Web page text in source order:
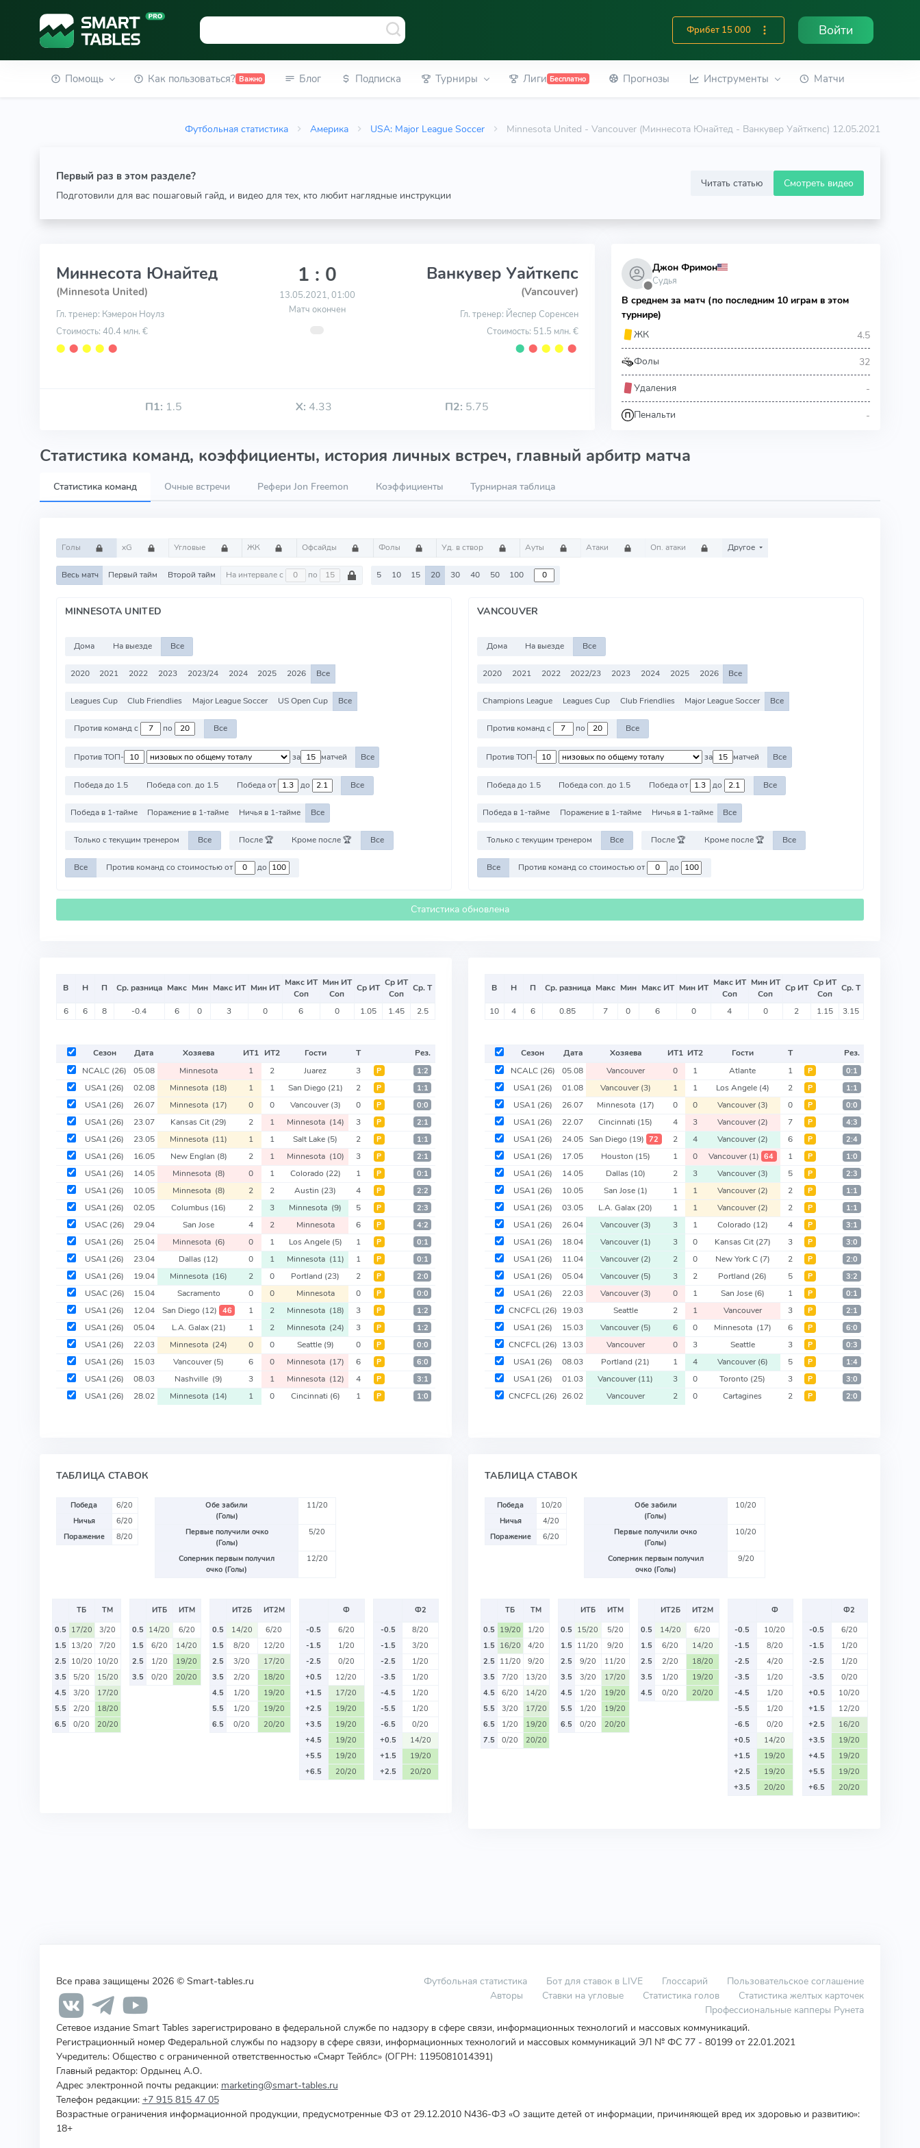
Фрибет 15 000 Войти
Помощь Как пользоваться? Важно Блог Подписка Турниры Лиги Бесплатно Прогнозы Инструменты Матчи
Футбольная статистика Америка USA: Major League Soccer Minnesota United - Vancouver (Миннесота Юнайтед - Ванкувер Уайткепс) 12.05.2021
Первый раз в этом разделе?
Подготовили для вас пошаговый гайд, и видео для тех, кто любит наглядные инструкции
Читать статью Смотреть видео
Миннесота Юнайтед
(Minnesota United)
Гл. тренер: Кэмерон Ноулз
Стоимость: 40.4 млн. €
⬤ ⬤ ⬤ ⬤ ⬤
1 : 0
13.05.2021, 01:00
Матч окончен
Ванкувер Уайткепс
(Vancouver)
Гл. тренер: Йеспер Соренсен
Стоимость: 51.5 млн. €
⬤ ⬤ ⬤ ⬤ ⬤
П1: 1.5 Х: 4.33 П2: 5.75
⬤
Джон Фримон
Судья
В среднем за матч (по последним 10 играм в этом
турнире)
ЖК
4.5
Фолы 32
Удаления -
Пенальти -
Статистика команд, коэффициенты, история личных встреч, главный арбитр матча
Статистика команд Очные встречи Рефери Jon Freemon Коэффициенты Турнирная таблица
Голы xG Угловые ЖК Офсайды Фолы Уд. в створ Ауты Атаки Оп. атаки Другое
Весь матч Первый тайм Второй тайм На интервале с по 5 10 15 20 30 40 50 100
MINNESOTA UNITED
Дома На выезде Все
2020 2021 2022 2023 2023/24 2024 2025 2026 Все
Leagues Cup Club Friendlies Major League Soccer US Open Cup Все
Против команд с по Все
Против ТОП- за матчей Все
Победа до 1.5 Победа соп. до 1.5 Победа от до Все
Победа в 1-тайме Поражение в 1-тайме Ничья в 1-тайме Все
Только с текущим тренером Все После 🏆 Кроме после 🏆 Все
Все Против команд со стоимостью от до
VANCOUVER
Дома На выезде Все
2020 2021 2022 2022/23 2023 2024 2025 2026 Все
Champions League Leagues Cup Club Friendlies Major League Soccer Все
Против команд с по Все
Против ТОП- за матчей Все
Победа до 1.5 Победа соп. до 1.5 Победа от до Все
Победа в 1-тайме Поражение в 1-тайме Ничья в 1-тайме Все
Только с текущим тренером Все После 🏆 Кроме после 🏆 Все
Все Против команд со стоимостью от до
Статистика обновлена
В Н П Ср. разница Макс Мин Макс ИТ Мин ИТ Макс ИТ
Соп
Мин ИТ
Соп
Ср ИТ Ср ИТ
Соп
Ср. Т
6 6 8 -0.4 6 0 3 0 6 0 1.05 1.45 2.5
Сезон Дата Хозяева ИТ1 ИТ2 Гости Т
Рез.
NCALC (26) 05.08 Minnesota 1 2 Juarez 3 Р 1:2
USA1 (26) 02.08 Minnesota (18) 1 1 San Diego (21) 2 Р 1:1
USA1 (26) 26.07 Minnesota (17) 0 0 Vancouver(3) 0 Р 0:0
USA1 (26) 23.07 Kansas Cit (29) 2 1 Minnesota (14) 3 Р 2:1
USA1 (26) 23.05 Minnesota (11) 1 1 Salt Lake (5) 2 Р 1:1
USA1 (26) 16.05 New Englan (8) 2 1 Minnesota (10) 3 Р 2:1
USA1 (26) 14.05 Minnesota (8) 0 1 Colorado (22) 1 Р 0:1
USA1 (26) 10.05 Minnesota (8) 2 2 Austin (23) 4 Р 2:2
USA1 (26) 02.05 Columbus (16) 2 3 Minnesota (9) 5 Р 2:3
USAC (26) 29.04 San Jose 4 2 Minnesota 6 Р 4:2
USA1 (26) 25.04 Minnesota (6) 0 1 Los Angele (5) 1 Р 0:1
USA1 (26) 23.04 Dallas (12) 0 1 Minnesota (11) 1 Р 0:1
USA1 (26) 19.04 Minnesota (16) 2 0 Portland (23) 2 Р 2:0
USAC (26) 15.04 Sacramento 0 0 Minnesota 0 Р 0:0
USA1 (26) 12.04 San Diego (12) 46 1 2 Minnesota (18) 3 Р 1:2
USA1 (26) 05.04 L.A. Galax (21) 1 2 Minnesota (24) 3 Р 1:2
USA1 (26) 22.03 Minnesota (24) 0 0 Seattle (9) 0 Р 0:0
USA1 (26) 15.03 Vancouver(5) 6 0 Minnesota (17) 6 Р 6:0
USA1 (26) 08.03 Nashville (9) 3 1 Minnesota (12) 4 Р 3:1
USA1 (26) 28.02 Minnesota (14) 1 0 Cincinnati (6) 1 Р 1:0
ТАБЛИЦА СТАВОК
Победа
6/20
Ничья
6/20
Поражение
8/20
Обе забили
(Голы)
11/20
Первые получили очко
(Голы)
5/20
Соперник первым получил
очко (Голы)
12/20
ТБ
ТМ
0.5 17/20
3/20
1.5 13/20
7/20
2.5 10/20 10/20
3.5
5/20
15/20
4.5
3/20
17/20
5.5
2/20
18/20
6.5
0/20 20/20
ИТБ
ИТМ
0.5 14/20
6/20
1.5
6/20
14/20
2.5
1/20
19/20
3.5
0/20 20/20
ИТ2Б
ИТ2М
0.5
14/20
6/20
1.5
8/20
12/20
2.5
3/20
17/20
3.5
2/20
18/20
4.5
1/20
19/20
5.5
1/20
19/20
6.5
0/20 20/20
Ф
-0.5
6/20
-1.5
1/20
-2.5
0/20
+0.5
12/20
+1.5
17/20
+2.5
19/20
+3.5
19/20
+4.5
19/20
+5.5
19/20
+6.5
20/20
Ф2
-0.5
8/20
-1.5
3/20
-2.5
1/20
-3.5
1/20
-4.5
1/20
-5.5
1/20
-6.5
0/20
+0.5
14/20
+1.5
19/20
+2.5
20/20
В Н П Ср. разница Макс Мин Макс ИТ Мин ИТ Макс ИТ
Соп
Мин ИТ
Соп
Ср ИТ Ср ИТ
Соп
Ср. Т
10 4 6 0.85 7 0 6 0 4 0 2 1.15 3.15
Сезон Дата Хозяева ИТ1 ИТ2 Гости Т
Рез.
NCALC (26) 05.08 Vancouver 0 1 Atlante 1 Р 0:1
USA1 (26) 01.08 Vancouver(3) 1 1 Los Angele (4) 2 Р 1:1
USA1 (26) 26.07 Minnesota (17) 0 0 Vancouver(3) 0 Р 0:0
USA1 (26) 22.07 Cincinnati (15) 4 3 Vancouver(2) 7 Р 4:3
USA1 (26) 24.05 San Diego (19) 72 2 4 Vancouver(2) 6 Р 2:4
USA1 (26) 17.05 Houston (15) 1 0 Vancouver(1) 64 1 Р 1:0
USA1 (26) 14.05 Dallas (10) 2 3 Vancouver(3) 5 Р 2:3
USA1 (26) 10.05 San Jose (1) 1 1 Vancouver(2) 2 Р 1:1
USA1 (26) 03.05 L.A. Galax (20) 1 1 Vancouver(2) 2 Р 1:1
USA1 (26) 26.04 Vancouver(3) 3 1 Colorado (12) 4 Р 3:1
USA1 (26) 18.04 Vancouver(1) 3 0 Kansas Cit (27) 3 Р 3:0
USA1 (26) 11.04 Vancouver(2) 2 0 New York C (7) 2 Р 2:0
USA1 (26) 05.04 Vancouver(5) 3 2 Portland (26) 5 Р 3:2
USA1 (26) 22.03 Vancouver(3) 0 1 San Jose (6) 1 Р 0:1
CNCFCL(26) 19.03 Seattle 2 1 Vancouver 3 Р 2:1
USA1 (26) 15.03 Vancouver(5) 6 0 Minnesota (17) 6 Р 6:0
CNCFCL(26) 13.03 Vancouver 0 3 Seattle 3 Р 0:3
USA1 (26) 08.03 Portland (21) 1 4 Vancouver(6) 5 Р 1:4
USA1 (26) 01.03 Vancouver(11) 3 0 Toronto (25) 3 Р 3:0
CNCFCL(26) 26.02 Vancouver 2 0 Cartagines 2 Р 2:0
ТАБЛИЦА СТАВОК
Победа
10/20
Ничья
4/20
Поражение
6/20
Обе забили
(Голы)
10/20
Первые получили очко
(Голы)
10/20
Соперник первым получил
очко (Голы)
9/20
ТБ
ТМ
0.5 19/20
1/20
1.5 16/20
4/20
2.5 11/20
9/20
3.5
7/20
13/20
4.5
6/20
14/20
5.5
3/20
17/20
6.5
1/20
19/20
7.5
0/20 20/20
ИТБ
ИТМ
0.5 15/20
5/20
1.5 11/20
9/20
2.5
9/20
11/20
3.5
3/20
17/20
4.5
1/20
19/20
5.5
1/20
19/20
6.5
0/20 20/20
ИТ2Б
ИТ2М
0.5
14/20
6/20
1.5
6/20
14/20
2.5
2/20
18/20
3.5
1/20
19/20
4.5
0/20 20/20
Ф
-0.5
10/20
-1.5
8/20
-2.5
4/20
-3.5
1/20
-4.5
1/20
-5.5
1/20
-6.5
0/20
+0.5
14/20
+1.5
19/20
+2.5
19/20
+3.5
20/20
Ф2
-0.5
6/20
-1.5
1/20
-2.5
1/20
-3.5
0/20
+0.5
10/20
+1.5
12/20
+2.5
16/20
+3.5
19/20
+4.5
19/20
+5.5
19/20
+6.5
20/20
Все права защищены 2026 © Smart-tables.ru Футбольная статистика Бот для ставок в LIVE Глоссарий
Пользовательское соглашение
Авторы
Ставки на угловые Статистика голов
Статистика желтых карточек
Профессиональные капперы Рунета
Сетевое издание Smart Tables зарегистрировано в федеральной службе по надзору в сфере связи, информационных технологий и массовых коммуникаций.
Регистрационный номер Федеральной службы по надзору в сфере связи, информационных технологий и массовых коммуникаций ЭЛ № ФС 77 - 80199 от 22.01.2021
Учредитель: Общество с ограниченной ответственностью «Смарт Тейблс» (ОГРН: 1195081014391)
Главный редактор: Ордынец А.О.
Адрес электронной почты редакции: marketing@smart-tables.ru
Телефон редакции: +7 915 815 47 05
Возрастные ограничения информационной продукции, предусмотренные ФЗ от 29.12.2010 N436-ФЗ «О защите детей от информации, причиняющей вред их здоровью и развитию»:
18+